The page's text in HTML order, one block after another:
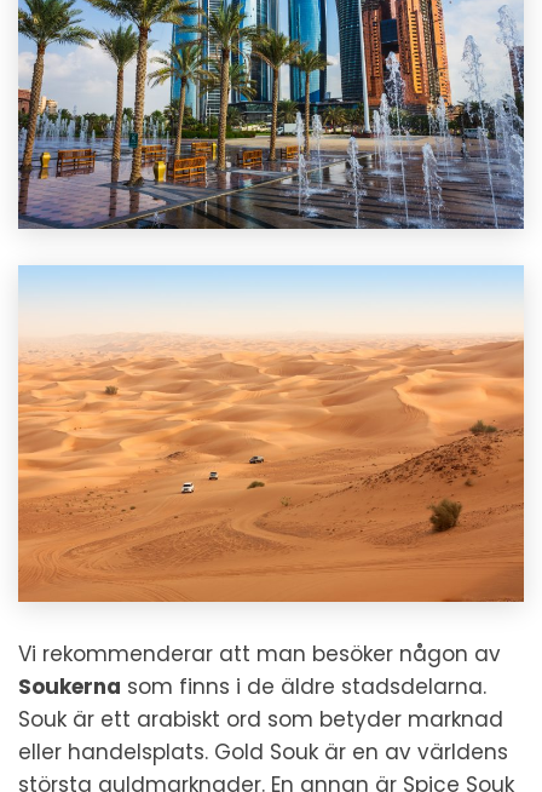
Vi rekommenderar att man besöker någon av
Soukerna som finns i de äldre stadsdelarna.
Souk är ett arabiskt ord som betyder marknad
eller handelsplats. Gold Souk är en av världens
största guldmarknader. En annan är Spice Souk